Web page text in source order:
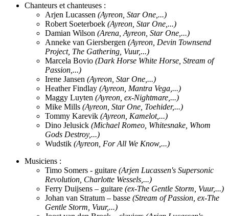
Chanteurs et chanteuses :
Arjen Lucassen (Ayreon, Star One,...)
Robert Soeterboek (Ayreon, Star One,...)
Damian Wilson (Arena, Ayreon, Star One,...)
Anneke van Giersbergen (Ayreon, Devin Townsend
Project, The Gathering, Vuur,...)
Marcela Bovio (Dark Horse White Horse, Stream of
Passion,...)
Irene Jansen (Ayreon, Star One,...)
Heather Findlay (Ayreon, Mantra Vega,...)
Maggy Luyten (Ayreon, ex-Nightmare,...)
Mike Mills (Ayreon, Star One, Toehider,...)
Tommy Karevik (Ayreon, Kamelot,...)
Dino Jelusick (Michael Romeo, Whitesnake, Whom
Gods Destroy,...)
Wudstik (Ayreon, For All We Know,...)
Musiciens :
Timo Somers - guitare (Arjen Lucassen's Supersonic
Revolution, Charlotte Wessels,...)
Ferry Duijsens – guitare (ex-The Gentle Storm, Vuur,...)
Johan van Stratum – basse (Stream of Passion, ex-The
Gentle Storm, Vuur,...)